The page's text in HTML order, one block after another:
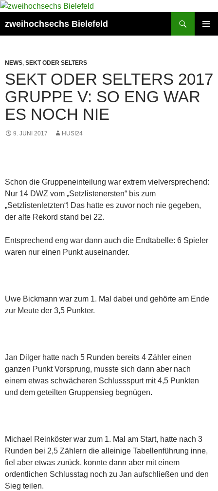
Zum
springen
zweihochsechs Bielefeld
NEWS, SEKT ODER SELTERS
SEKT ODER SELTERS 2017
GRUPPE V: SO ENG WAR
ES NOCH NIE
9. JUNI 2017 HUSI24
Schon die Gruppeneinteilung war extrem vielversprechend:
Nur 14 DWZ vom „Setzlistenersten“ bis zum
„Setzlistenletzten“! Das hatte es zuvor noch nie gegeben,
der alte Rekord stand bei 22.
Entsprechend eng war dann auch die Endtabelle: 6 Spieler
waren nur einen Punkt auseinander.
Uwe Bickmann war zum 1. Mal dabei und gehörte am Ende
zur Meute der 3,5 Punkter.
Jan Dilger hatte nach 5 Runden bereits 4 Zähler einen
ganzen Punkt Vorsprung, musste sich dann aber nach
einem etwas schwächeren Schlussspurt mit 4,5 Punkten
und dem geteilten Gruppensieg begnügen.
Michael Reinköster war zum 1. Mal am Start, hatte nach 3
Runden bei 2,5 Zählern die alleinige Tabellenführung inne,
fiel aber etwas zurück, konnte dann aber mit einem
ordentlichen Schlusstag noch zu Jan aufschließen und den
Sieg teilen.